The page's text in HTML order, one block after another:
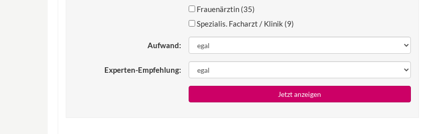
Frauenärztin (35)
Spezialis. Facharzt / Klinik (9)
Aufwand:
Experten-Empfehlung:
Jetzt anzeigen